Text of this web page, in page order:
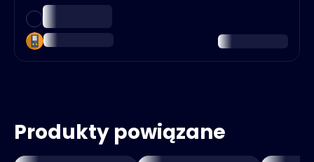
Produkty powiązane